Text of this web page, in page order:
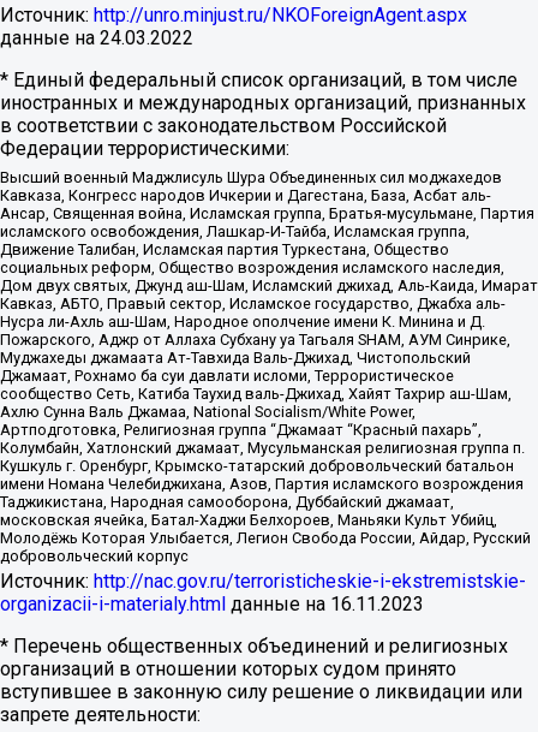
Источник: http://unro.minjust.ru/NKOForeignAgent.aspx
данные на 24.03.2022
* Единый федеральный список организаций, в том числе
иностранных и международных организаций, признанных
в соответствии с законодательством Российской
Федерации террористическими:
Высший военный Маджлисуль Шура Объединенных сил моджахедов
Кавказа, Конгресс народов Ичкерии и Дагестана, База, Асбат аль-
Ансар, Священная война, Исламская группа, Братья-мусульмане, Партия
исламского освобождения, Лашкар-И-Тайба, Исламская группа,
Движение Талибан, Исламская партия Туркестана, Общество
социальных реформ, Общество возрождения исламского наследия,
Дом двух святых, Джунд аш-Шам, Исламский джихад, Аль-Каида, Имарат
Кавказ, АБТО, Правый сектор, Исламское государство, Джабха аль-
Нусра ли-Ахль аш-Шам, Народное ополчение имени К. Минина и Д.
Пожарского, Аджр от Аллаха Субхану уа Тагьаля SHAM, АУМ Синрике,
Муджахеды джамаата Ат-Тавхида Валь-Джихад, Чистопольский
Джамаат, Рохнамо ба суи давлати исломи, Террористическое
сообщество Сеть, Катиба Таухид валь-Джихад, Хайят Тахрир аш-Шам,
Ахлю Сунна Валь Джамаа, National Socialism/White Power,
Артподготовка, Религиозная группа “Джамаат “Красный пахарь”,
Колумбайн, Хатлонский джамаат, Мусульманская религиозная группа п.
Кушкуль г. Оренбург, Крымско-татарский добровольческий батальон
имени Номана Челебиджихана, Азов, Партия исламского возрождения
Таджикистана, Народная самооборона, Дуббайский джамаат,
московская ячейка, Батал-Хаджи Белхороев, Маньяки Культ Убийц,
Молодёжь Которая Улыбается, Легион Свобода России, Айдар, Русский
добровольческий корпус
Источник: http://nac.gov.ru/terroristicheskie-i-ekstremistskie-
organizacii-i-materialy.html данные на 16.11.2023
* Перечень общественных объединений и религиозных
организаций в отношении которых судом принято
вступившее в законную силу решение о ликвидации или
запрете деятельности: